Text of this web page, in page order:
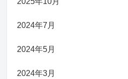
2024年7月
2024年5月
2024年3月